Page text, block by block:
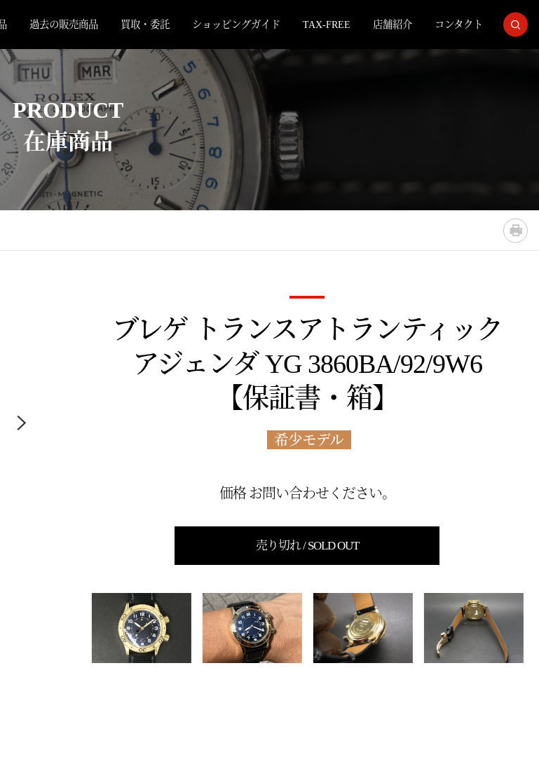
過去の販売商品 買取・委託 ショッピングガイド TAX-FREE 店舗紹介 コンタクト
PRODUCT
在庫商品
ブレゲ トランスアトランティック
アジェンダ YG 3860BA/92/9W6
【保証書・箱】
希少モデル
価格 お問い合わせください。
売り切れ / SOLD OUT